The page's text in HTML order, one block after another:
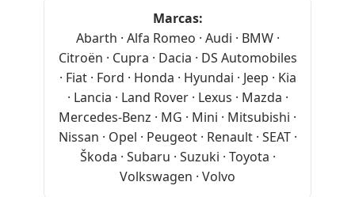
Marcas:
Abarth · Alfa Romeo · Audi · BMW ·
Citroën · Cupra · Dacia · DS Automobiles
· Fiat · Ford · Honda · Hyundai · Jeep · Kia
· Lancia · Land Rover · Lexus · Mazda ·
Mercedes-Benz · MG · Mini · Mitsubishi ·
Nissan · Opel · Peugeot · Renault · SEAT ·
Škoda · Subaru · Suzuki · Toyota ·
Volkswagen · Volvo